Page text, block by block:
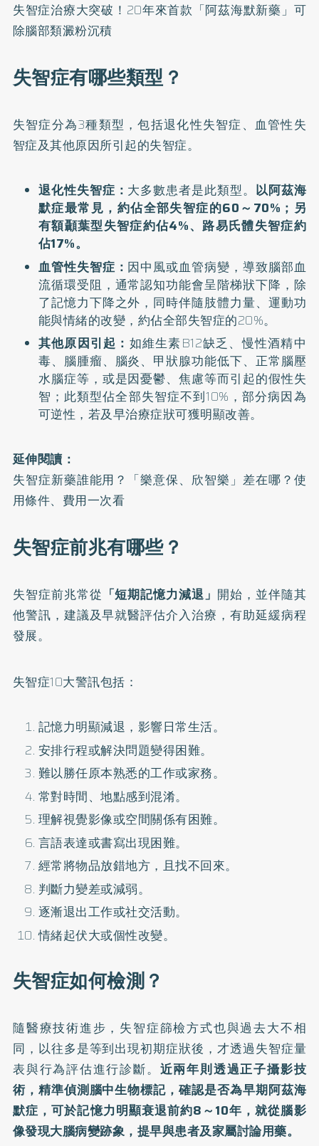
失智症治療大突破！20年來首款「阿茲海默新藥」可
除腦部類澱粉沉積
失智症有哪些類型？
失智症分為3種類型，包括退化性失智症、血管性失
智症及其他原因所引起的失智症。
退化性失智症： 大多數患者是此類型。 以阿茲海
默症最常見，約佔全部失智症的60～70%；另
有額顳葉型失智症約佔4%、路易氏體失智症約
佔17%。
血管性失智症： 因中風或血管病變，導致腦部血
流循環受阻，通常認知功能會呈階梯狀下降，除
了記憶力下降之外，同時伴隨肢體力量、運動功
能與情緒的改變，約佔全部失智症的20%。
其他原因引起： 如維生素B12缺乏、慢性酒精中
毒、腦腫瘤、腦炎、甲狀腺功能低下、正常腦壓
水腦症等，或是因憂鬱、焦慮等而引起的假性失
智；此類型佔全部失智症不到10%，部分病因為
可逆性，若及早治療症狀可獲明顯改善。
延伸閱讀：
失智症新藥誰能用？「樂意保、欣智樂」差在哪？使
用條件、費用一次看
失智症前兆有哪些？
失智症前兆常從 「短期記憶力減退」 開始，並伴隨其
他警訊，建議及早就醫評估介入治療，有助延緩病程
發展。
失智症10大警訊包括：
記憶力明顯減退，影響日常生活。
安排行程或解決問題變得困難。
難以勝任原本熟悉的工作或家務。
常對時間、地點感到混淆。
理解視覺影像或空間關係有困難。
言語表達或書寫出現困難。
經常將物品放錯地方，且找不回來。
判斷力變差或減弱。
逐漸退出工作或社交活動。
情緒起伏大或個性改變。
失智症如何檢測？
隨醫療技術進步， 失智症篩檢方式也與過去大不相
同，以往多是等到出現初期症狀後，才透過失智症量
表與行為評估進行診斷。 近兩年則透過正子攝影技
術，精準偵測腦中生物標記，確認是否為早期阿茲海
默症，可於記憶力明顯衰退前約8～10年，就從腦影
像發現大腦病變跡象，提早與患者及家屬討論用藥。